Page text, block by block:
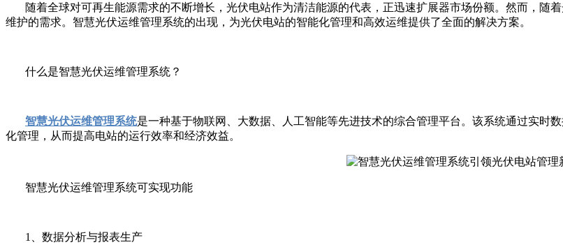
随着全球对可再生能源需求的不断增长，光伏电站作为清洁能源的代表，正迅速扩展器市场份额。然而，随
维护的需求。智慧光伏运维管理系统的出现，为光伏电站的智能化管理和高效运维提供了全面的解决方案。
什么是智慧光伏运维管理系统？
智慧光伏运维管理系统是一种基于物联网、大数据、人工智能等先进技术的综合管理平台。该系统通过实时
化管理，从而提高电站的运行效率和经济效益。
智慧光伏运维管理系统可实现功能
1、数据分析与报表生产